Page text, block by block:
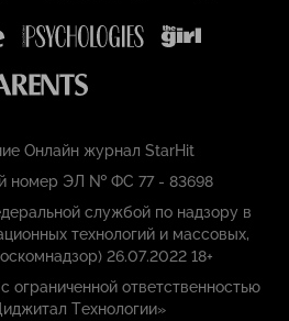
Онлайн журнал StarHit
номер ЭЛ № ФС 77 - 83698
службой по надзору в
технологий и массовых,
26.07.2022 18+
ограниченной ответственностью
Технологии»